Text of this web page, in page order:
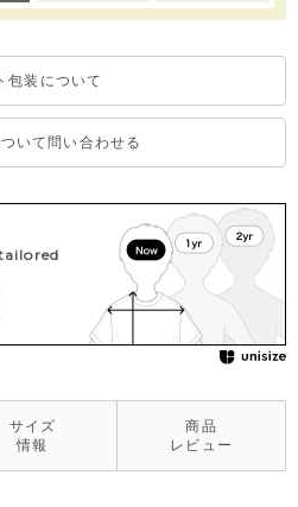
はタオルで軽く水気を取り、形を
際の商品の色味と異なって見える
包装について
いて問い合わせる
サイズ
情報
商品
レビュー